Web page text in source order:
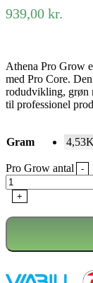
939,00 kr.
Athena Pro Grow
med Pro Core.
rodudvikling, grøn
til professionel
Gram
Pro Grow antal -
+